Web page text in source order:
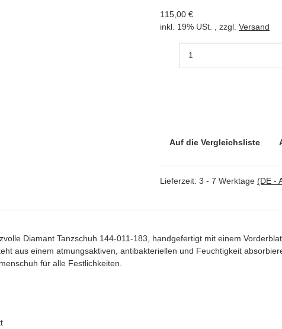
115,00 €
inkl. 19% USt. , zzgl. Versand
Auf die Vergleichsliste
Lieferzeit: 3 - 7 Werktage (DE -
Diamant Tanzschuh 144-011-183, handgefertigt mit einem
aus einem atmungsaktiven, antibakteriellen und Feuchtigkeit
für alle Festlichkeiten.